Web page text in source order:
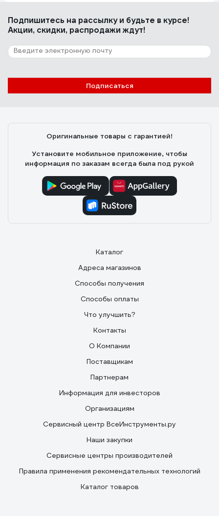
Байпас
3 отзыва
SmartWatt AVR SERVO 20000SF
надежное решение. Рекомендую.
Подпишитесь на рассылкуи будьте в курсе!
Акции, скидки, распродажи ждут!
Подписаться
Оригинальные товары с гарантией!
Установите мобильное приложение, чтобы
информация по заказам всегда была под рукой
Каталог
Адреса магазинов
Способы получения
Способы оплаты
Что улучшить?
Контакты
О Компании
Поставщикам
Партнерам
Информация для инвесторов
Организациям
Сервисный центр ВсеИнструменты.ру
Наши закупки
Сервисные центры производителей
Правила применения рекомендательных технологий
Каталог товаров